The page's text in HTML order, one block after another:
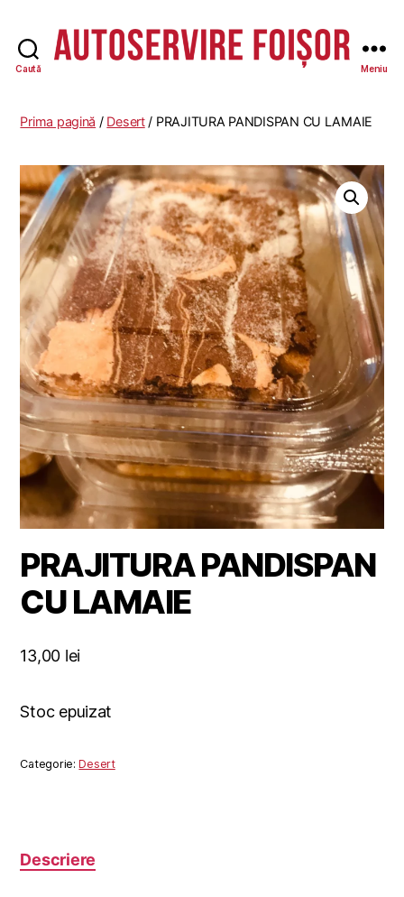
Caută Meniu
Prima pagină / Desert/ PRAJITURA PANDISPAN CU LAMAIE
PRAJITURA PANDISPAN
CU LAMAIE
13,00 lei
Stoc epuizat
Categorie:Desert
Descriere